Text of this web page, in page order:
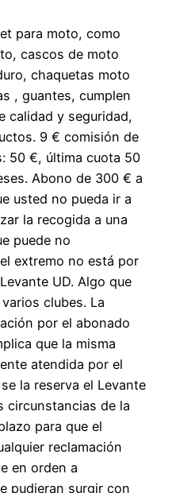
para moto, como
cascos de moto
chaquetas moto
, guantes, cumplen
calidad y seguridad,
9 € comisión de
50 €, última cuota 50
Abono de 300 € a
usted no pueda ir a
la recogida a una
puede no
extremo no está por
UD. Algo que
clubes. La
por el abonado
que la misma
atendida por el
la reserva el Levante
circunstancias de la
para que el
reclamación
en orden a
pudieran surgir con